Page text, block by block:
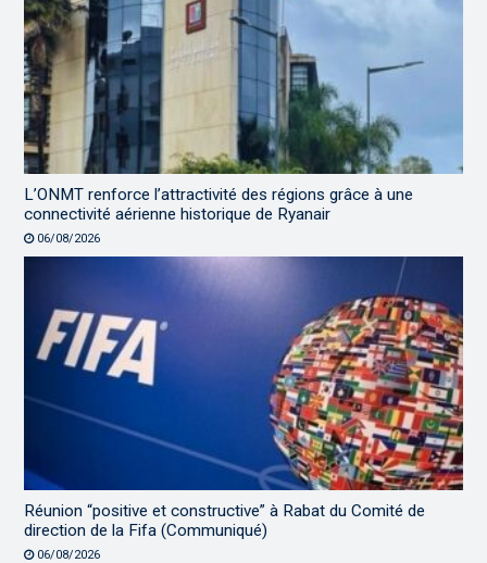
L’ONMT renforce l’attractivité des régions grâce à une
connectivité aérienne historique de Ryanair
06/08/2026
Réunion “positive et constructive” à Rabat du Comité de
direction de la Fifa (Communiqué)
06/08/2026